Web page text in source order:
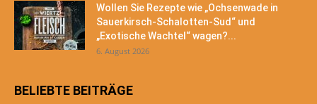
Wollen Sie Rezepte wie „Ochsenwade in
Sauerkirsch-Schalotten-Sud“ und
„Exotische Wachtel“ wagen?...
6. August 2026
BELIEBTE BEITRÄGE